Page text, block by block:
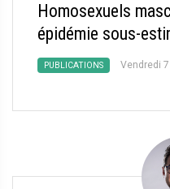
Homosexuels
épidémie sous-
PUBLICATIONS Vendredi